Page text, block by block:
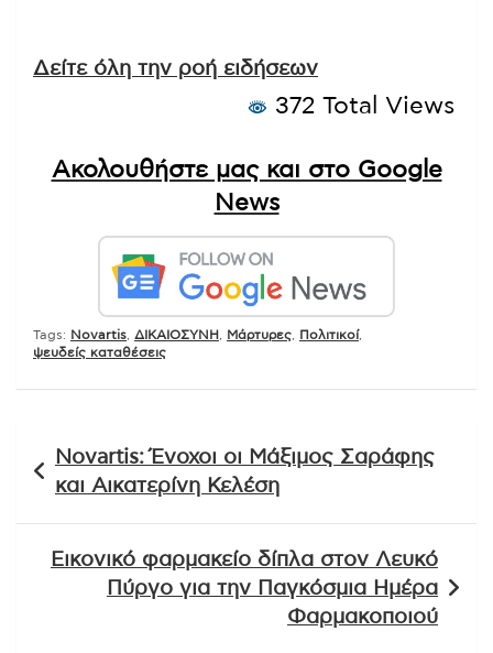
Δείτε όλη την ροή ειδήσεων
372 Total Views
Ακολουθήστε μας και στο Google
News
Tags: Novartis ΔΙΚΑΙΟΣΥΝΗ Μάρτυρες Πολιτικοί,
ψευδείς καταθέσεις
άρθρων
Novartis: Ένοχοι οι Μάξιμος Σαράφης
και Αικατερίνη Κελέση
Εικονικό φαρμακείο δίπλα στον Λευκό
Πύργο για την Παγκόσμια Ημέρα
Φαρμακοποιού